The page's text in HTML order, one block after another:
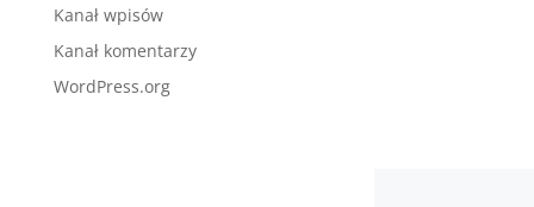
Kanał wpisów
Kanał komentarzy
WordPress.org